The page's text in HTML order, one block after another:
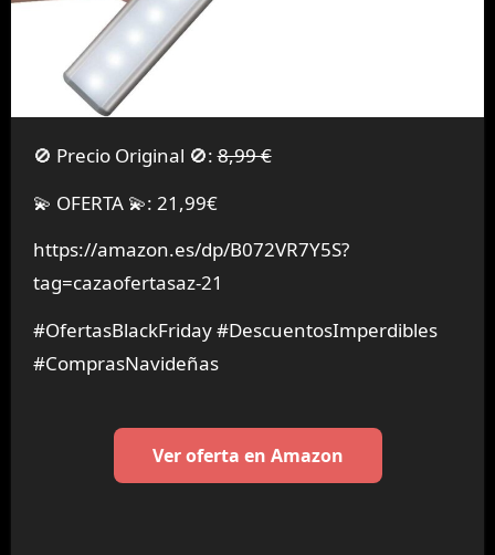
🚫 Precio Original 🚫:8,99 €
💫 OFERTA 💫: 21,99€
https://amazon.es/dp/B072VR7Y5S?
tag=cazaofertasaz-21
#OfertasBlackFriday #DescuentosImperdibles
#ComprasNavideñas
Ver oferta en Amazon